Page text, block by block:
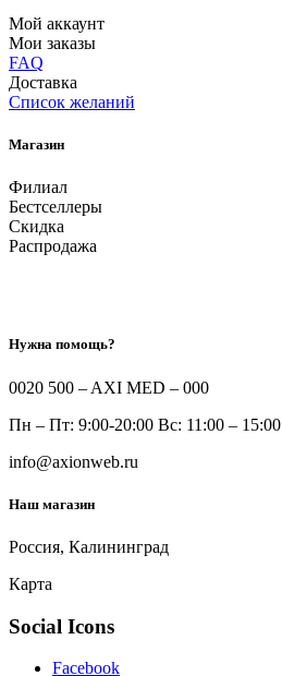
Мой аккаунт
Мои заказы
FAQ
Доставка
Список желаний
Магазин
Филиал
Бестселлеры
Скидка
Распродажа
Нужна помощь?
0020 500 – AXI MED – 000
Пн – Пт: 9:00-20:00 Вс: 11:00 – 15:00
info@axionweb.ru
Наш магазин
Россия, Калининград
Карта
Social Icons
Facebook